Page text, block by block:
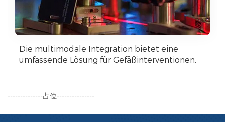
Die multimodale Integration bietet eine
umfassende Lösung für Gefäßinterventionen.
--------------占位---------------